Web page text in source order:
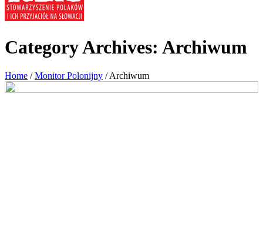
Category Archives: Archiwum
Home / Monitor Polonijny / Archiwum